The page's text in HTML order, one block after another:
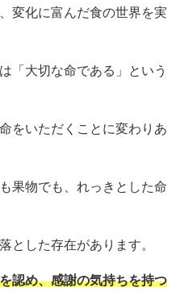
変化に富んだ食の世界を実
「大切な命である」という
をいただくことに変わりあ
果物でも、れっきとした命
とした存在があります。
認め、感謝の気持ちを持つ